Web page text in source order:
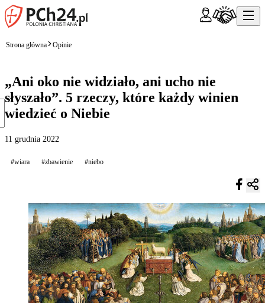
Strona główna Opinie
„Ani oko nie widziało, ani ucho nie
słyszało”. 5 rzeczy, które każdy winien
wiedzieć o Niebie
11 grudnia 2022
#wiara #zbawienie #niebo